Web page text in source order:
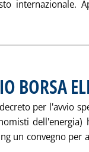
internazionale.
BORSA
per l'avvio
dell'energia)
un convegno per